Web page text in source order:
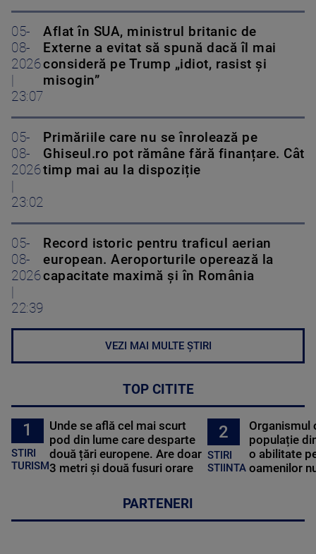
05-
08-
2026
23:07
Aflat în SUA, ministrul britanic de
Externe a evitat să spună dacă îl mai
consideră pe Trump „idiot, rasist și
misogin”
05-
08-
2026
23:02
Primăriile care nu se înrolează pe
Ghiseul.ro pot rămâne fără finanțare. Cât
timp mai au la dispoziție
05-
08-
2026
22:39
Record istoric pentru traficul aerian
european. Aeroporturile operează la
capacitate maximă și în România
VEZI MAI MULTE ȘTIRI
TOP CITITE
1
STIRI
TURISM
Unde se află cel mai scurt
pod din lume care desparte
două țări europene. Are doar
3 metri și două fusuri orare
2
STIRI
STIINTA
Organismul
populație
o abilitate
oamenilor
PARTENERI